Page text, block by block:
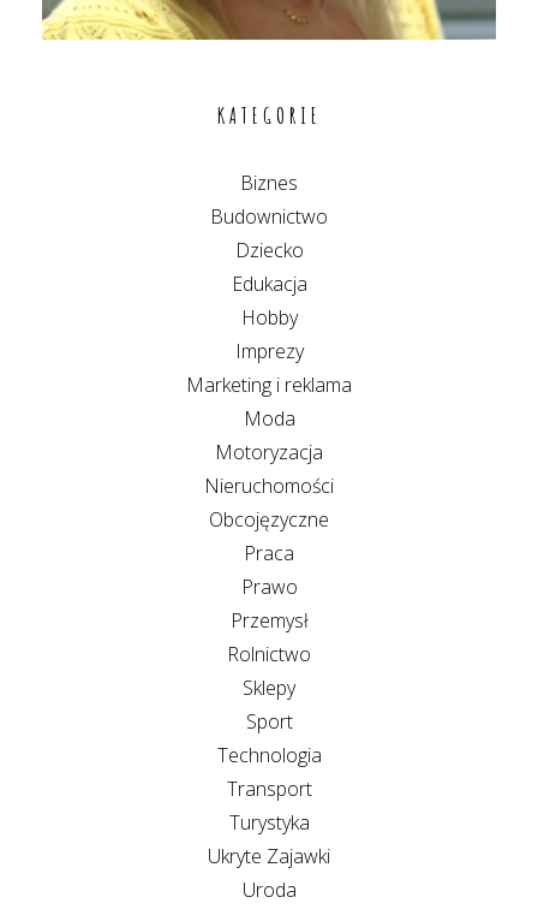
KATEGORIE
Biznes
Budownictwo
Dziecko
Edukacja
Hobby
Imprezy
Marketing i reklama
Moda
Motoryzacja
Nieruchomości
Obcojęzyczne
Praca
Prawo
Przemysł
Rolnictwo
Sklepy
Sport
Technologia
Transport
Turystyka
Ukryte Zajawki
Uroda